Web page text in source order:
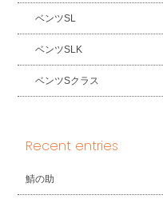
ベンツSL
ベンツSLK
ベンツSクラス
Recent entries
鯖の助